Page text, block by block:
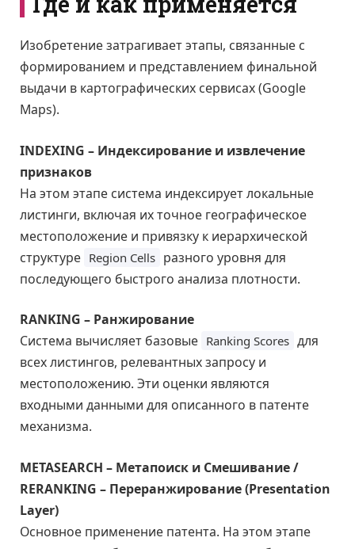
Изобретение затрагивает этапы, связанные с
формированием и представлением финальной
выдачи в картографических сервисах (Google
Maps).
INDEXING – Индексирование и извлечение
признаков
На этом этапе система индексирует локальные
листинги, включая их точное географическое
местоположение и привязку к иерархической
структуре Region Cells разного уровня для
последующего быстрого анализа плотности.
RANKING – Ранжирование
Система вычисляет базовые Ranking Scores для
всех листингов, релевантных запросу и
местоположению. Эти оценки являются
входными данными для описанного в патенте
механизма.
METASEARCH – Метапоиск и Смешивание /
RERANKING – Переранжирование (Presentation
Layer)
Основное применение патента. На этом этапе